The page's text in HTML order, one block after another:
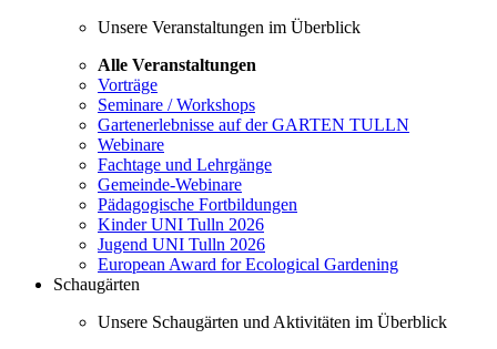
Unsere Veranstaltungen im Überblick
Alle Veranstaltungen
Vorträge
Seminare / Workshops
Gartenerlebnisse auf der GARTEN TULLN
Webinare
Fachtage und Lehrgänge
Gemeinde-Webinare
Pädagogische Fortbildungen
Kinder UNI Tulln 2026
Jugend UNI Tulln 2026
European Award for Ecological Gardening
Schaugärten
Unsere Schaugärten und Aktivitäten im Überblick